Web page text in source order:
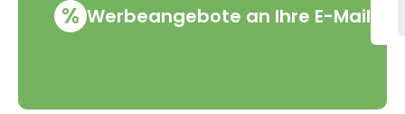
% Werbeangebote an Ihre E-Mail